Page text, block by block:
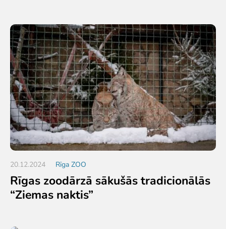
20.12.2024 Rīga ZOO
Rīgas zoodārzā sākušās tradicionālās
“Ziemas naktis”